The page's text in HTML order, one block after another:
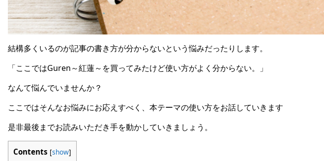
結構多くいるのが記事の書き方が分からないという悩みだったりします。
「ここではGuren～紅蓮～を買ってみたけど使い方がよく分からない。」
なんて悩んでいませんか？
ここではそんなお悩みにお応えすべく、本テーマの使い方をお話していきます
是非最後までお読みいただき手を動かしていきましょう。
Contents [show]